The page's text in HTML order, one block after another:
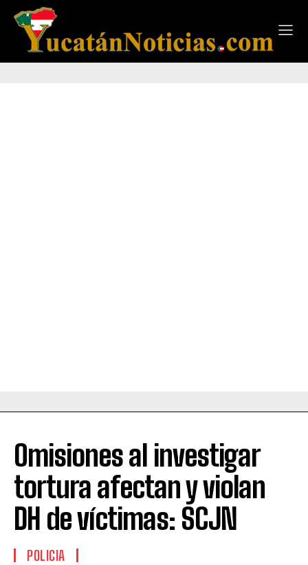
Omisiones al investigar
tortura afectan y violan
DH de víctimas: SCJN
POLICIA